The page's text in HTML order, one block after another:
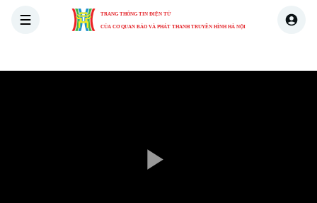
TRANG THÔNG TIN ĐIỆN TỬ
CỦA CƠ QUAN BÁO VÀ PHÁT THANH TRUYỀN HÌNH HÀ NỘI